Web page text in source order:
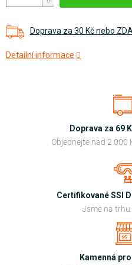
Doprava za 30 Kč nebo
Detailní informace
Doprava za 69
Objednejte nad 2
Certifikované SSI
Jsme na trhu
Kamenná